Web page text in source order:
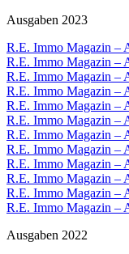
Ausgaben 2023
R.E. Immo Magazin –
R.E. Immo Magazin –
R.E. Immo Magazin –
R.E. Immo Magazin –
R.E. Immo Magazin –
R.E. Immo Magazin –
R.E. Immo Magazin –
R.E. Immo Magazin –
R.E. Immo Magazin –
R.E. Immo Magazin –
R.E. Immo Magazin –
R.E. Immo Magazin –
Ausgaben 2022